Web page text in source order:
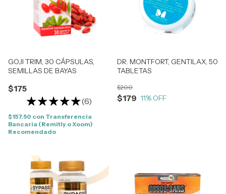
GOJI TRIM, 30 CÁPSULAS,
SEMILLAS DE BAYAS
$175
(6)
$157.50 con Transferencia
Bancaria (Remitly o Xoom)
Recomendado
DR. MONTFORT, GENTILAX, 50
TABLETAS
$179
$200
11% OFF